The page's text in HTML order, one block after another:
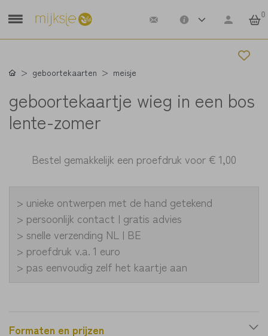
0
geboortekaarten meisje
geboortekaartje wieg in een bos
lente-zomer
Bestel gemakkelijk een proefdruk voor€ 1,00
> unieke ontwerpen met de hand getekend
> persoonlijk contact | gratis advies
> snelle verzending NL | BE
> proefdruk v.a. 1 euro
> pas eenvoudig zelf het kaartje aan
Formaten en prijzen